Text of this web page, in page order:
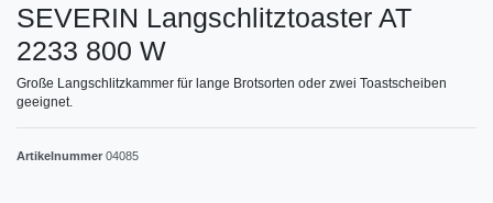
SEVERIN Langschlitztoaster AT
2233 800 W
Große Langschlitzkammer für lange Brotsorten oder zwei Toastscheiben
geeignet.
Artikelnummer 04085